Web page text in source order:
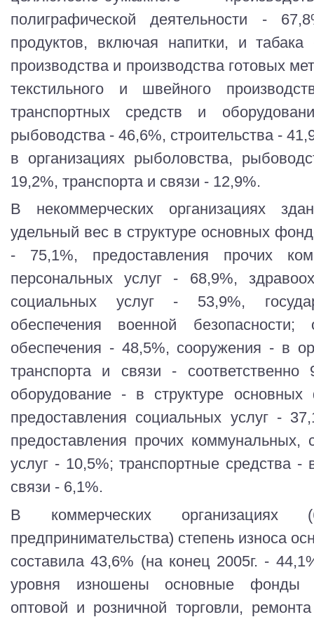
полиграфической деятельности -
продуктов, включая напитки, и табака
производства и производства готовых
текстильного и швейного
транспортных средств и
рыбоводства - 46,6%, строительства -
в организациях рыболовства,
19,2%, транспорта и связи - 12,9%.
В некоммерческих организациях
удельный вес в структуре основных
- 75,1%, предоставления прочих
персональных услуг - 68,9%,
социальных услуг - 53,9%,
обеспечения военной безопасности;
обеспечения - 48,5%, сооружения - в
транспорта и связи -
оборудование - в структуре
предоставления социальных услуг -
предоставления прочих коммунальных,
услуг - 10,5%; транспортные средства -
связи - 6,1%.
В коммерческих организациях
предпринимательства) степень износа
составила 43,6% (на конец 2005г. -
уровня изношены основные фонды
оптовой и розничной торговли,